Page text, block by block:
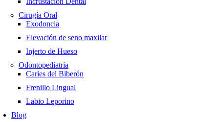
Cirugía Oral
Exodoncia
Elevación de seno maxilar
Injerto de Hueso
Odontopediatría
Caries del Biberón
Frenillo Lingual
Labio Leporino
Blog